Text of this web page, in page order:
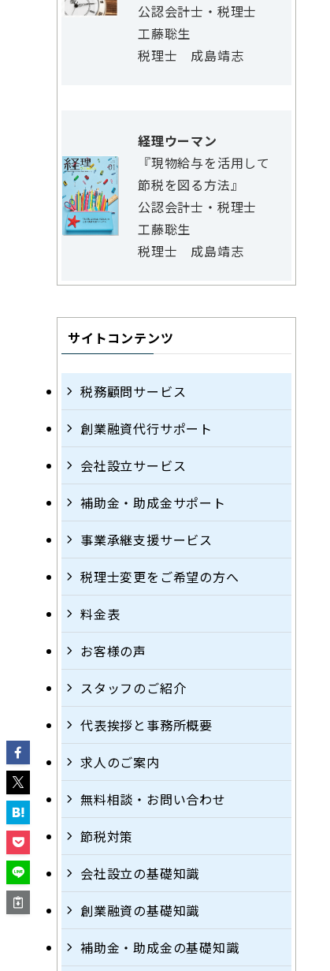
公認会計士・税理士
工藤聡生
税理士 成島靖志
経理ウーマン
『現物給与を活用して
節税を図る方法』
公認会計士・税理士
工藤聡生
税理士 成島靖志
サイトコンテンツ
税務顧問サービス
創業融資代行サポート
会社設立サービス
補助金・助成金サポート
事業承継支援サービス
税理士変更をご希望の方へ
料金表
お客様の声
スタッフのご紹介
代表挨拶と事務所概要
求人のご案内
無料相談・お問い合わせ
節税対策
会社設立の基礎知識
創業融資の基礎知識
補助金・助成金の基礎知識